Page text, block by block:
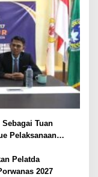
Tuan
Pelaksanaan
Pelatda
2027